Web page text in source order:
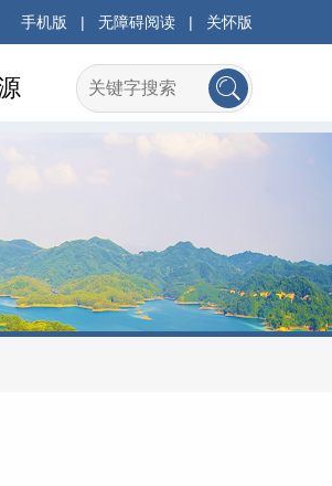
手机版 | 无障碍阅读 | 关怀版